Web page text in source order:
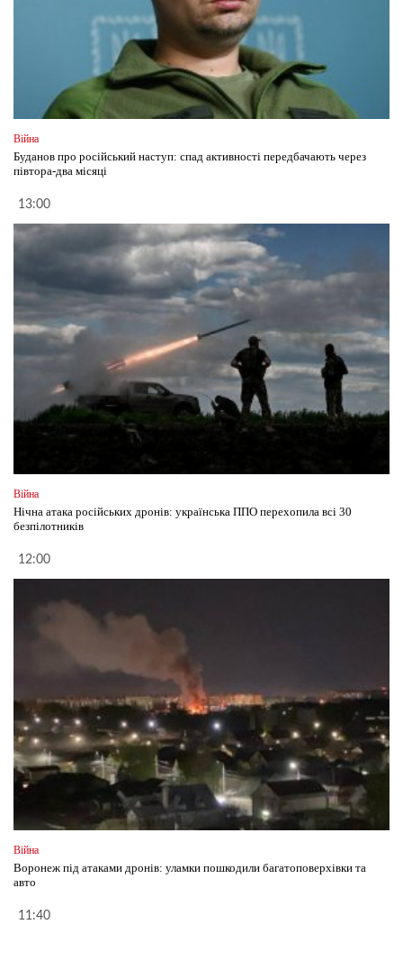
Війна
Буданов про російський наступ: спад активності передбачають через
півтора-два місяці
13:00
Війна
Нічна атака російських дронів: українська ППО перехопила всі 30
безпілотників
12:00
Війна
Воронеж під атаками дронів: уламки пошкодили багатоповерхівки та
авто
11:40